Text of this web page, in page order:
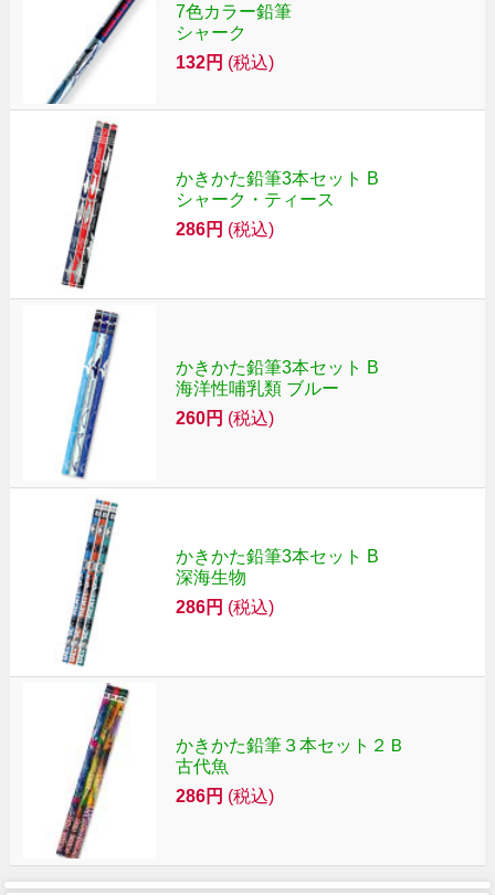
7色カラー鉛筆
シャーク
132円 (税込)
かきかた鉛筆3本セット B
シャーク・ティース
286円 (税込)
かきかた鉛筆3本セット B
海洋性哺乳類 ブルー
260円 (税込)
かきかた鉛筆3本セット B
深海生物
286円 (税込)
かきかた鉛筆３本セット２Ｂ
古代魚
286円 (税込)